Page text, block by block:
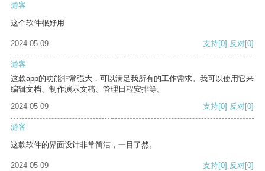
游客
这个软件很好用
2024-05-09 支持[0] 反对[0]
游客
这款app的功能非常强大，可以满足我所有的工作需求。我可以使用它来
编辑文档、制作演示文稿、管理日程安排等。
2024-05-09
支持[0] 反对[0]
游客
这款软件的界面设计非常简洁，一目了然。
2024-05-09 支持[0] 反对[0]